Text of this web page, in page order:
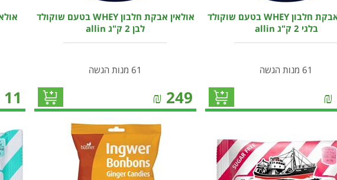
אולאין אבקת חלבון WHEY בטעם שוקולד
בלגי 2 ק"ג allin
61 מנות הגשה
₪
אולאין אבקת חלבון WHEY בטעם שוקולד
לבן 2 ק"ג allin
61 מנות הגשה
249
₪
11